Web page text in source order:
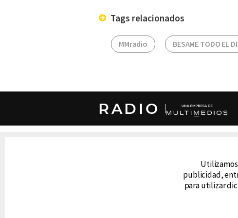
Tags relacionados
MMradio BESAME TODO EL
RADIO
cualquier medio electrónico o magnético.
publicidad,
para utilizar